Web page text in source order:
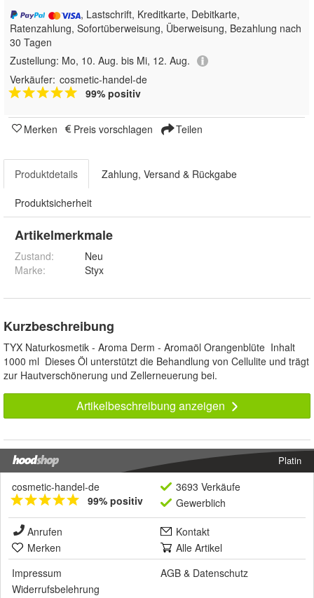
, Lastschrift, Kreditkarte, Debitkarte,
Ratenzahlung, Sofortüberweisung, Überweisung, Bezahlung nach
30 Tagen
Zustellung: Mo, 10. Aug. bis Mi, 12. Aug.
Verkäufer: cosmetic-handel-de
99% positiv
Merken Preis vorschlagen Teilen
Produktdetails Zahlung, Versand & Rückgabe
Produktsicherheit
Artikelmerkmale
Zustand:
Neu
Marke:
Styx
Kurzbeschreibung
TYX Naturkosmetik - Aroma Derm - Aromaöl Orangenblüte Inhalt
1000 ml Dieses Öl unterstützt die Behandlung von Cellulite und trägt
zur Hautverschönerung und Zellerneuerung bei.
Artikelbeschreibung anzeigen
Platin
cosmetic-handel-de
99% positiv
3693 Verkäufe
Gewerblich
Anrufen
Kontakt
Merken
Alle Artikel
Impressum
AGB & Datenschutz
Widerrufsbelehrung